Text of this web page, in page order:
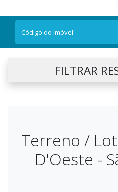
FILTRAR
Terreno /
D'Oeste -